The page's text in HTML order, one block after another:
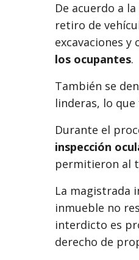
De acuerdo a
retiro de
excavaciones
los ocupantes.
También se
linderas, lo
Durante el
inspección
permitieron al
La magistrada
inmueble no
interdicto es
derecho de